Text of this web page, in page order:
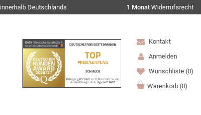
innerhalb Deutschlands 1 Monat Widerrufsrecht
Kontakt
Anmelden
Wunschliste (0)
Warenkorb (0)